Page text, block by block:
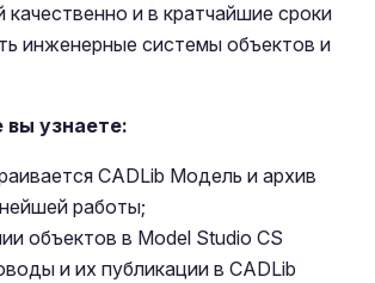
и в кратчайшие сроки
инженерные системы объектов и
вы узнаете:
CADLib Модель и архив
работы;
объектов в Model Studio CS
и их публикации в CADLib